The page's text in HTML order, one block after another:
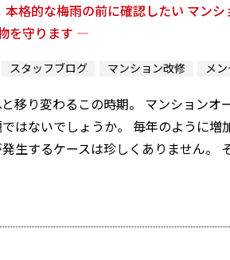
本格的な梅雨の前に確認したい マン
を守ります ―
スタッフブログ マンション改修 メ
移り変わるこの時期。 マンション
はないでしょうか。 毎年のように増
生するケースは珍しくありません。